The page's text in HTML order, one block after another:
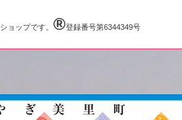
ョップです。 ®️登録番号第6344349号